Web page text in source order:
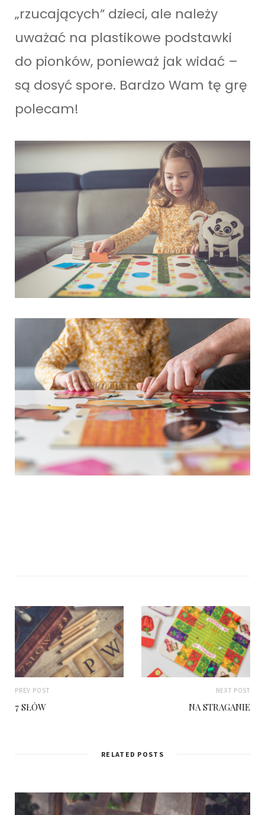
„rzucających” dzieci, ale należy
uważać na plastikowe podstawki
do pionków, ponieważ jak widać –
są dosyć spore. Bardzo Wam tę grę
polecam!
PREV POST
7 SŁÓW
NEXT POST
NA STRAGANIE
RELATED POSTS